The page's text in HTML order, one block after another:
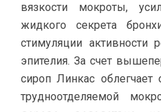
вязкости мокроты,
жидкого секрета
стимуляции активности
эпителия. За счет
сироп Линкас
трудноотделяемой